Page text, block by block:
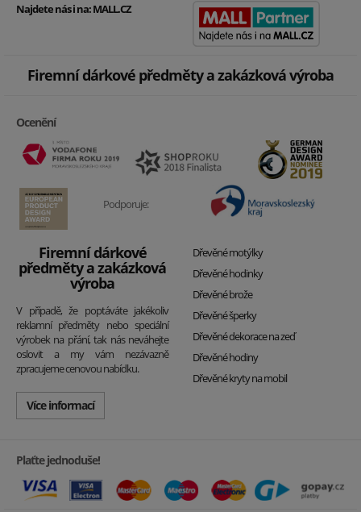
Najdete nás i na:MALL.CZ
Firemní dárkové předměty a zakázková výroba
Ocenění
Podporuje:
Firemní dárkové
předměty a zakázková
výroba
V případě, že poptáváte jakékoliv
reklamní předměty nebo speciální
výrobek na přání, tak nás neváhejte
oslovit a my vám nezávazně
zpracujeme cenovou nabídku.
Více informací
Dřevěné motýlky
Dřevěné hodinky
Dřevěné brože
Dřevěné šperky
Dřevěné dekorace na zeď
Dřevěné hodiny
Dřevěné kryty na mobil
Plaťte jednoduše!